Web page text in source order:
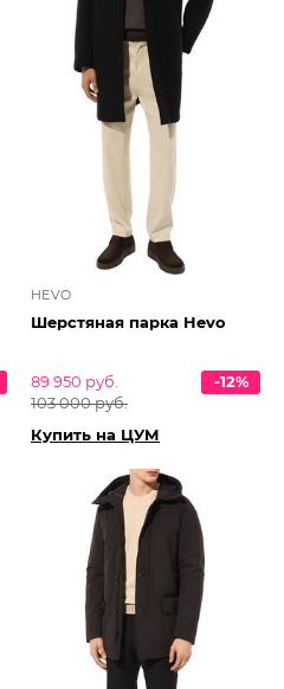
HEVO
Шерстяная парка Hevo
89 950 руб.
103 000 руб.
-12%
Купить на ЦУМ